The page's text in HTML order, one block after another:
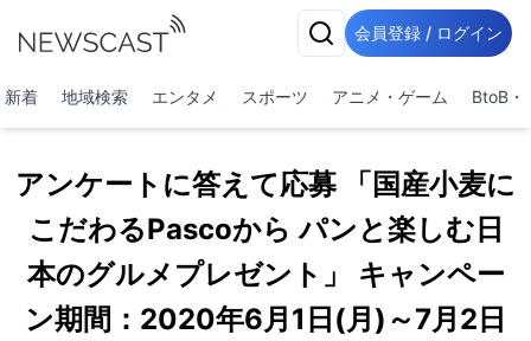
会員登録 / ログイン
新着 地域検索 エンタメ スポーツ アニメ・ゲーム BtoB・
アンケートに答えて応募 「国産小麦に
こだわるPascoから パンと楽しむ日
本のグルメプレゼント」 キャンペー
ン期間：2020年6月1日(月)～7月2日